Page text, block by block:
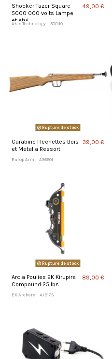
Shocker Tazer Square
5000 000 volts Lampe
et etui
Akis Technology 500110
49,00 €
Rupture de stock
Carabine Flechettes Bois
et Metal a Ressort
Europ Arm A56501
39,00 €
Rupture de stock
Arc a Poulies EK Kirupira
Compound 25 lbs
EK Archery AJ9175
89,00 €